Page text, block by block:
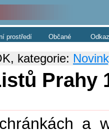
prostředí Občané
kategorie:
Prahy
a